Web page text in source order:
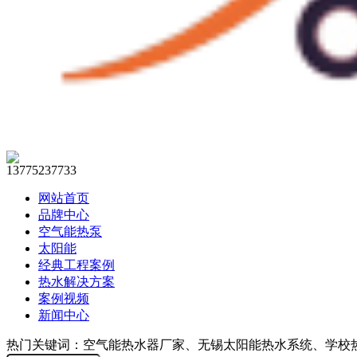
13775237733
网站首页
品牌中心
空气能热泵
太阳能
经典工程案例
热水解决方案
案例视频
新闻中心
热门关键词：空气能热水器厂家、无锡太阳能热水系统、学校